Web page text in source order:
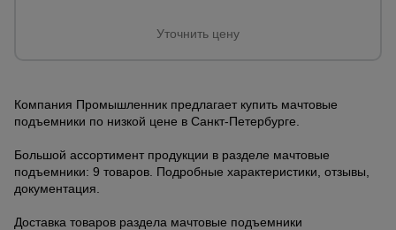
Уточнить цену
Компания Промышленник предлагает купить мачтовые
подъемники по низкой цене в Санкт-Петербурге.
Большой ассортимент продукции в разделе мачтовые
подъемники: 9 товаров. Подробные характеристики, отзывы,
документация.
Доставка товаров раздела мачтовые подъемники